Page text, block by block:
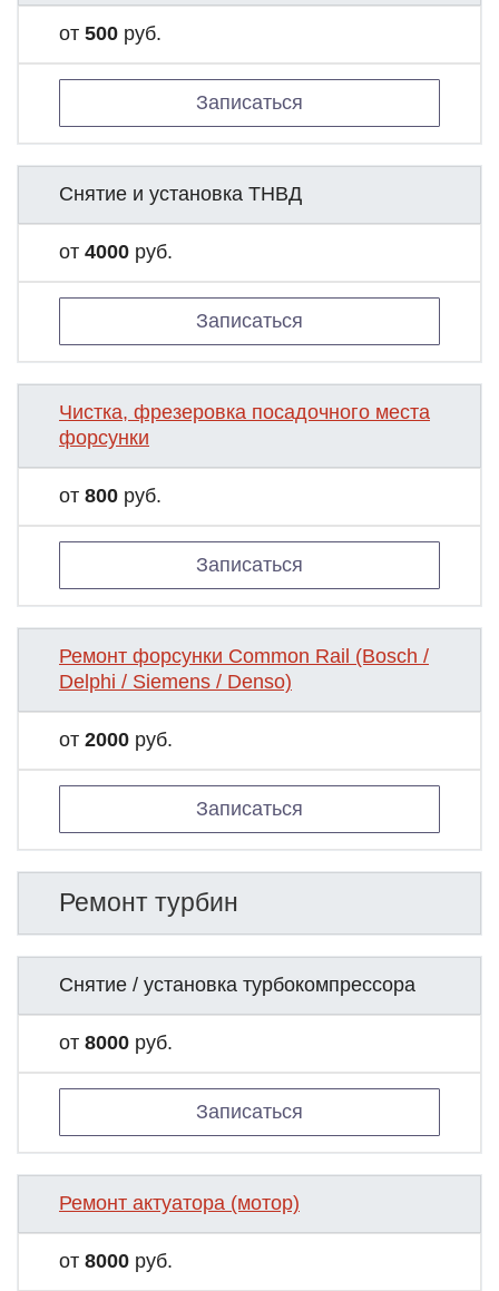
от 500 руб.
Записаться
Снятие и установка ТНВД
от 4000 руб.
Записаться
Чистка, фрезеровка посадочного места
форсунки
от 800 руб.
Записаться
Ремонт форсунки Common Rail (Bosch /
Delphi / Siemens / Denso)
от 2000 руб.
Записаться
Ремонт турбин
Снятие / установка турбокомпрессора
от 8000 руб.
Записаться
Ремонт актуатора (мотор)
от 8000 руб.